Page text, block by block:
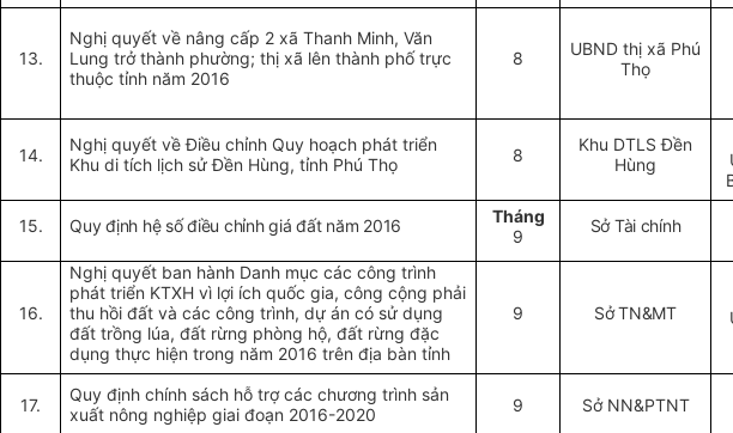
13.
Nghị quyết về nâng cấp 2 xã Thanh Minh, Văn
Lung trở thành phường; thị xã lên thành phố trực
thuộc tỉnh năm 2016
8
UBND thị xã Phú
Thọ
14.
Nghị quyết về Điều chỉnh Quy hoạch phát triển
Khu di tích lịch sử Đền Hùng, tỉnh Phú Thọ
8
Khu DTLS Đền
Hùng
15. Quy định hệ số điều chỉnh giá đất năm 2016
Tháng
9
Sở Tài chính
16.
Nghị quyết ban hành Danh mục các công trình
phát triển KTXH vì lợi ích quốc gia, công cộng phải
thu hồi đất và các công trình, dự án có sử dụng
đất trồng lúa, đất rừng phòng hộ, đất rừng đặc
dụng thực hiện trong năm 2016 trên địa bàn tỉnh
9 Sở TN&MT
17.
Quy định chính sách hỗ trợ các chương trình sản
xuất nông nghiệp giai đoạn 2016-2020
9 Sở NN&PTNT